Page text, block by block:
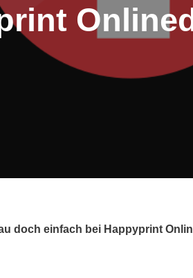
doch einfach bei Happyprint